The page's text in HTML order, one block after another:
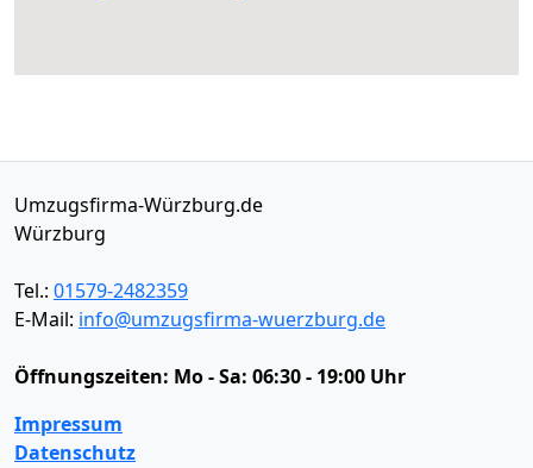
Umzugsfirma-Würzburg.de
Würzburg
Tel.: 01579-2482359
E-Mail: info@umzugsfirma-wuerzburg.de
Öffnungszeiten: Mo - Sa: 06:30 - 19:00 Uhr
Impressum
Datenschutz